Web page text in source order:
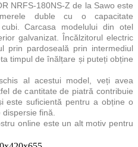
NRFS-180NS-Z de la Sawo este
duble cu o capacitate
Carcasa modelului din otel
galvanizat. Încălzitorul electric
prin pardoseală prin intermediul
timpul de înălțare și puteți obține
al acestui model, veți avea
de cantitate de piatră contribuie
este suficientă pentru a obține o
fină.
online este un alt motiv pentru